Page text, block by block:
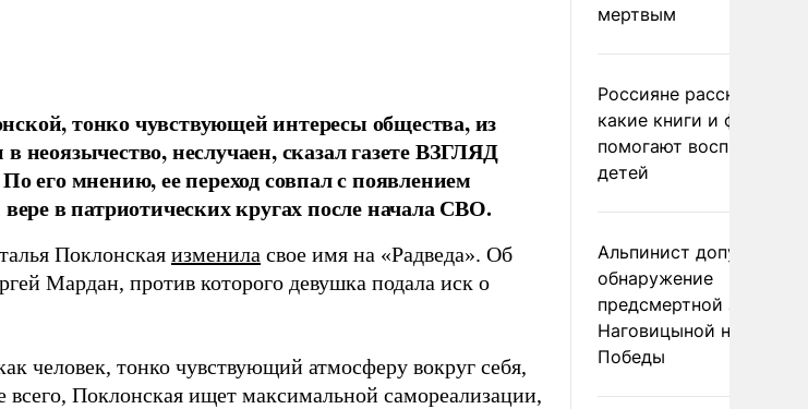
тонко чувствующей интересы общества, из
неоязычество, неслучаен, сказал газете ВЗГЛЯД
его мнению, ее переход совпал с появлением
в патриотических кругах после начала СВО.
Поклонская изменила свое имя на «Радведа». Об
Мардан, против которого девушка подала иск о
человек, тонко чувствующий атмосферу вокруг себя,
всего, Поклонская ищет максимальной самореализации,
мертвым
Россияне рассказали,
какие книги и фильмы
помогают воспитывать
детей
Альпинист допустил
обнаружение
предсмертной записки
Наговицыной на пике
Победы